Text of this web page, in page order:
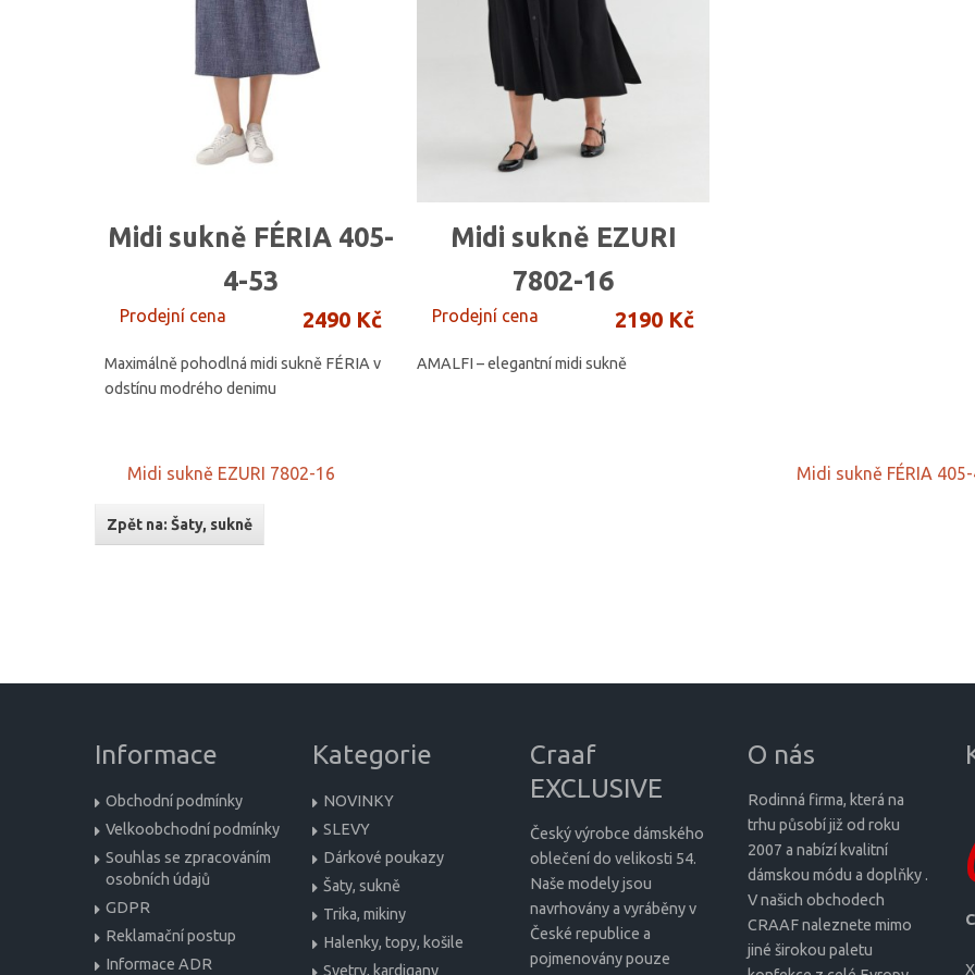
Midi sukně FÉRIA 405-
4-53
Prodejní cena 2490 Kč
Maximálně pohodlná midi sukně FÉRIA v
odstínu modrého denimu
Midi sukně EZURI
7802-16
Prodejní cena 2190 Kč
AMALFI – elegantní midi sukně
Midi sukně FÉRIA
Midi sukně EZURI 7802-16
Zpět na: Šaty, sukně
Informace
Obchodní podmínky
Velkoobchodní podmínky
Souhlas se zpracováním
osobních údajů
GDPR
Reklamační postup
Informace ADR
Kategorie
NOVINKY
SLEVY
Dárkové poukazy
Šaty, sukně
Trika, mikiny
Halenky, topy, košile
Svetry, kardigany
Craaf
EXCLUSIVE
Český výrobce dámského
oblečení do velikosti 54.
Naše modely jsou
navrhovány a vyráběny v
České republice a
pojmenovány pouze
O nás
Rodinná firma, která na
trhu působí již od roku
2007 a nabízí kvalitní
dámskou módu a doplňky .
V našich obchodech
CRAAF naleznete mimo
jiné širokou paletu